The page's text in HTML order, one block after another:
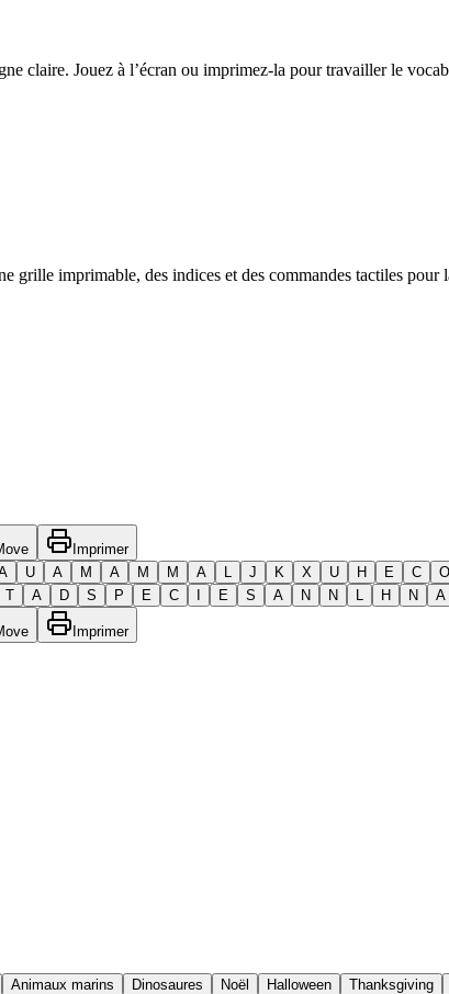
claire. Jouez à l’écran ou imprimez-la pour travailler le
grille imprimable, des indices et des commandes tactiles pour
Imprimer
U A M A M M A L J K X U H E C O
T A D S P E C I E S A N N L H N A
Imprimer
Animaux marins Dinosaures Noël Halloween Thanksgiving